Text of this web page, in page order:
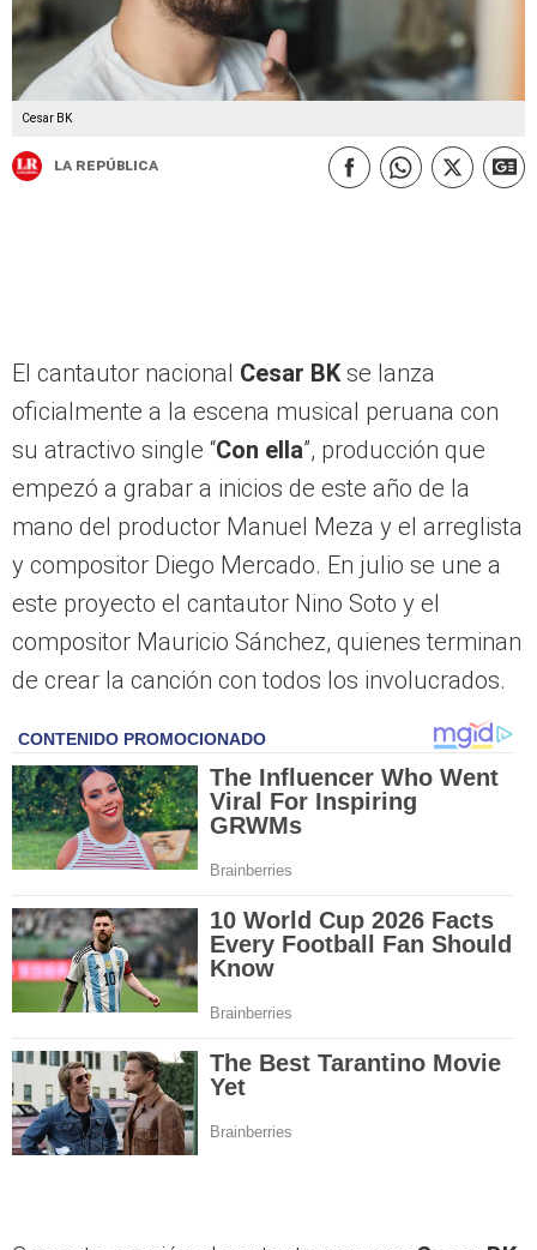
Cesar BK
La República
El cantautor nacional Cesar BK se lanza
oficialmente a la escena musical peruana con
su atractivo single “Con ella”, producción que
empezó a grabar a inicios de este año de la
mano del productor Manuel Meza y el arreglista
y compositor Diego Mercado. En julio se une a
este proyecto el cantautor Nino Soto y el
compositor Mauricio Sánchez, quienes terminan
de crear la canción con todos los involucrados.